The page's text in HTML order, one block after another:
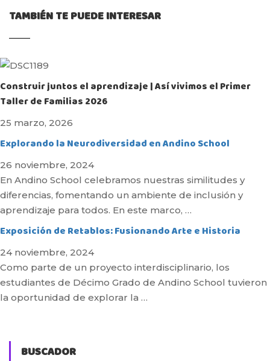
TAMBIÉN TE PUEDE INTERESAR
Construir juntos el aprendizaje | Así vivimos el Primer
Taller de Familias 2026
25 marzo, 2026
Explorando la Neurodiversidad en Andino School
26 noviembre, 2024
En Andino School celebramos nuestras similitudes y
diferencias, fomentando un ambiente de inclusión y
aprendizaje para todos. En este marco, …
Exposición de Retablos: Fusionando Arte e Historia
24 noviembre, 2024
Como parte de un proyecto interdisciplinario, los
estudiantes de Décimo Grado de Andino School tuvieron
la oportunidad de explorar la …
BUSCADOR